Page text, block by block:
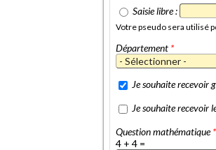
Saisie libre :
Votre pseudo sera utilisé
Département *
Je souhaite recevoir
Je souhaite recevoir
Question mathématique*
4 + 4 =